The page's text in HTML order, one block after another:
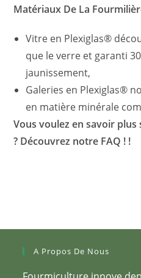
Matériaux De La
Vitre en Plexiglas®
que le verre et garanti
jaunissement,
Galeries en Plexiglas®
en matière minérale
Vous voulez en savoir plus
? Découvrez notre FAQ ! !
A Propos De Nous